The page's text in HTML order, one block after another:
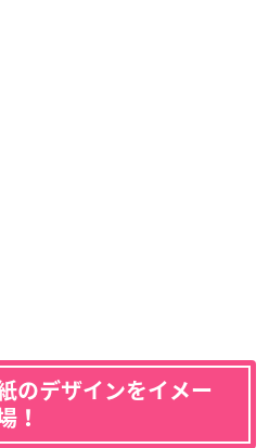
のデザインをイメー
！